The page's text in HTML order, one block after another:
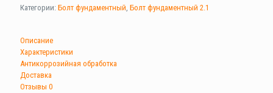
Категории: Болт фундаментный, Болт фундаментный 2.1
Описание
Характеристики
Антикоррозийная обработка
Доставка
Отзывы 0